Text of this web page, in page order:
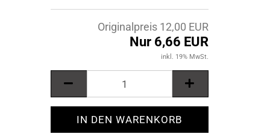
Originalpreis 12,00 EUR
Nur 6,66 EUR
inkl. 19% MwSt.